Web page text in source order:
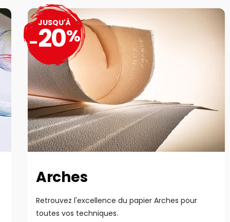
Arches
Retrouvez l'excellence du papier Arches pour
toutes vos techniques.
JUSQU'À
-20%